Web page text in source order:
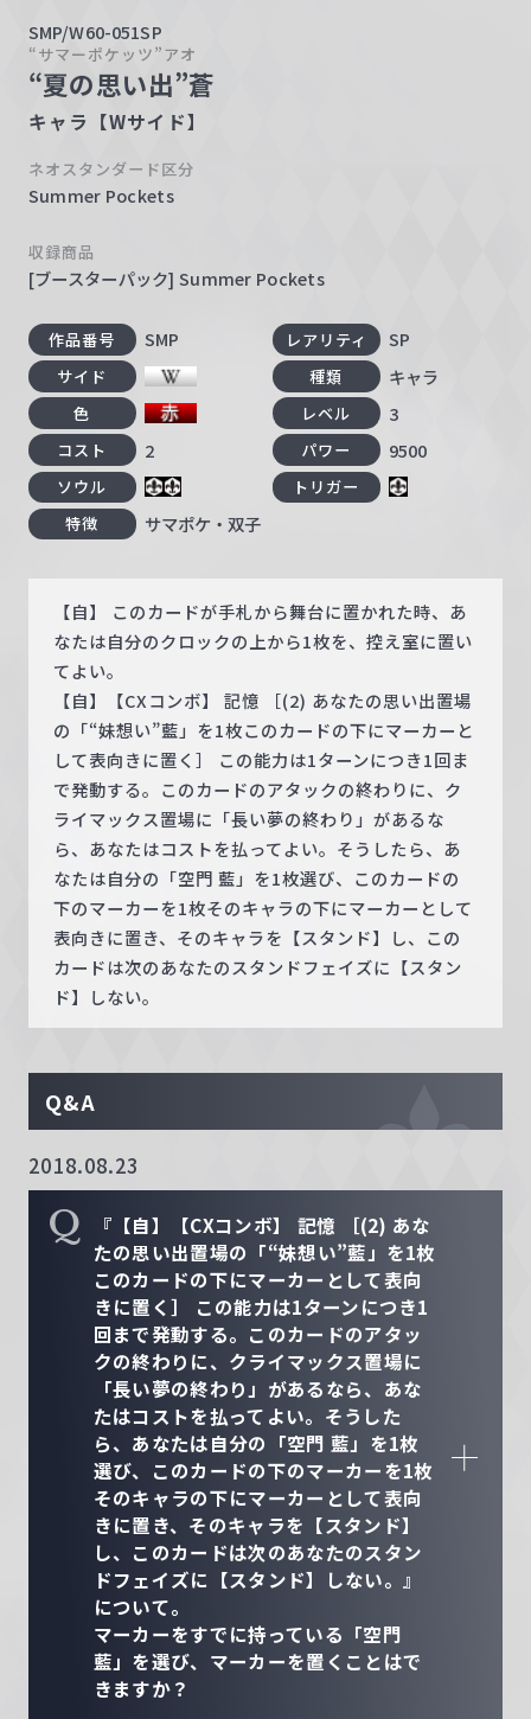
SMP/W60-051SP
“サマーポケッツ”アオ
“夏の思い出”蒼
キャラ【Wサイド】
ネオスタンダード区分
Summer Pockets
収録商品
[ブースターパック] Summer Pockets
作品番号 SMP レアリティ SP
サイド 種類 キャラ
色 レベル 3
コスト 2 パワー 9500
ソウル
トリガー
特徴
サマポケ・双子
【自】 このカードが手札から舞台に置かれた時、あ
なたは自分のクロックの上から1枚を、控え室に置い
てよい。
【自】【CXコンボ】 記憶 ［(2) あなたの思い出置場
の「“妹想い”藍」を1枚このカードの下にマーカーと
して表向きに置く］ この能力は1ターンにつき1回ま
で発動する。このカードのアタックの終わりに、ク
ライマックス置場に「長い夢の終わり」があるな
ら、あなたはコストを払ってよい。そうしたら、あ
なたは自分の「空門 藍」を1枚選び、このカードの
下のマーカーを1枚そのキャラの下にマーカーとして
表向きに置き、そのキャラを【スタンド】し、この
カードは次のあなたのスタンドフェイズに【スタン
ド】しない。
Q&A
2018.08.23
Q
『【自】【CXコンボ】 記憶 ［(2) あな
たの思い出置場の「“妹想い”藍」を1枚
このカードの下にマーカーとして表向
きに置く］ この能力は1ターンにつき1
回まで発動する。このカードのアタッ
クの終わりに、クライマックス置場に
「長い夢の終わり」があるなら、あな
たはコストを払ってよい。そうした
ら、あなたは自分の「空門 藍」を1枚
選び、このカードの下のマーカーを1枚
そのキャラの下にマーカーとして表向
きに置き、そのキャラを【スタンド】
し、このカードは次のあなたのスタン
ドフェイズに【スタンド】しない。』
について。
マーカーをすでに持っている「空門
藍」を選び、マーカーを置くことはで
きますか？